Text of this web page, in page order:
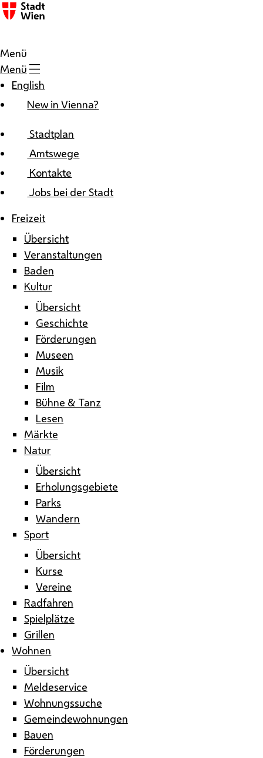
Zum Inhalt
Menü
Menü
English
New in Vienna?
Stadtplan
Amtswege
Kontakte
Jobs bei der Stadt
Freizeit
Übersicht
Veranstaltungen
Baden
Kultur
Übersicht
Geschichte
Förderungen
Museen
Musik
Film
Bühne & Tanz
Lesen
Märkte
Natur
Übersicht
Erholungsgebiete
Parks
Wandern
Sport
Übersicht
Kurse
Vereine
Radfahren
Spielplätze
Grillen
Wohnen
Übersicht
Meldeservice
Wohnungssuche
Gemeindewohnungen
Bauen
Förderungen